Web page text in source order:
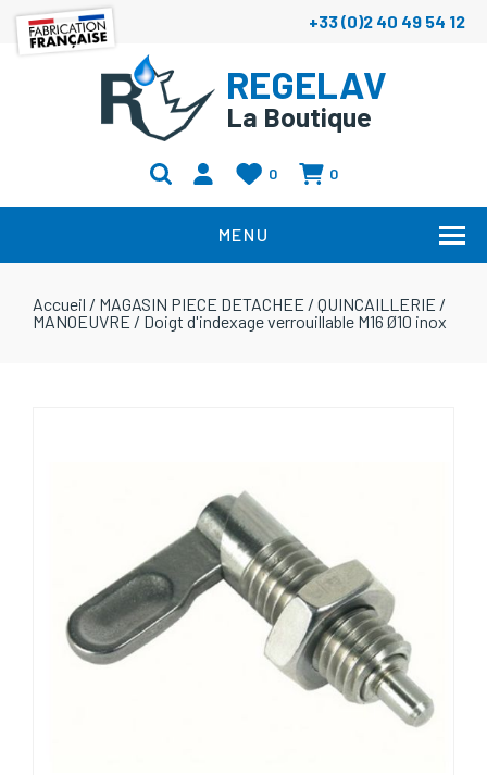
+33 (0)2 40 49 54 12
REGELAV
La Boutique
0 0
MENU
Accueil / MAGASIN PIECE DETACHEE / QUINCAILLERIE /
MANOEUVRE / Doigt d'indexage verrouillable M16 Ø10 inox